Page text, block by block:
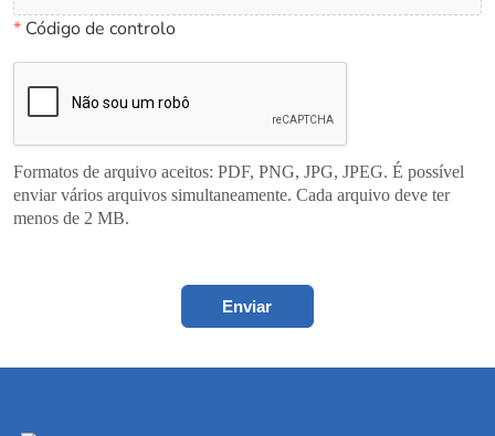
*Código de controlo
Formatos de arquivo aceitos: PDF, PNG, JPG, JPEG. É possível
enviar vários arquivos simultaneamente. Cada arquivo deve ter
menos de 2 MB.
Enviar